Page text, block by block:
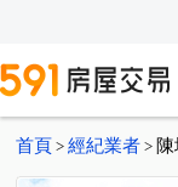
首頁 > 經紀業者 >